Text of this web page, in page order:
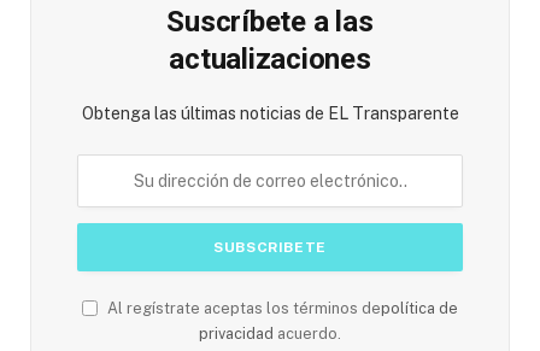
Suscríbete a las
actualizaciones
Obtenga las últimas noticias de EL Transparente
Al regístrate aceptas los términos depolítica de
privacidad acuerdo.